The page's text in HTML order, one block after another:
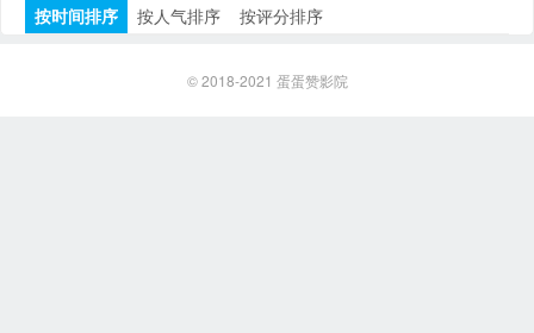
按时间排序
按人气排序 按评分排序
© 2018-2021 蛋蛋赞影院